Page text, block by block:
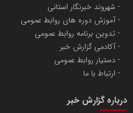
پایگاه اطلاع رسانی اعتلای
مسعودصادقی
شهروند خبرنگار استانی
آموزش دوره های روابط عمومی
تدوین برنامه روابط عمومی
آکادمی گزارش خبر
دستیار روابط عمومی
ارتباط با ما
درباره گزارش خبر